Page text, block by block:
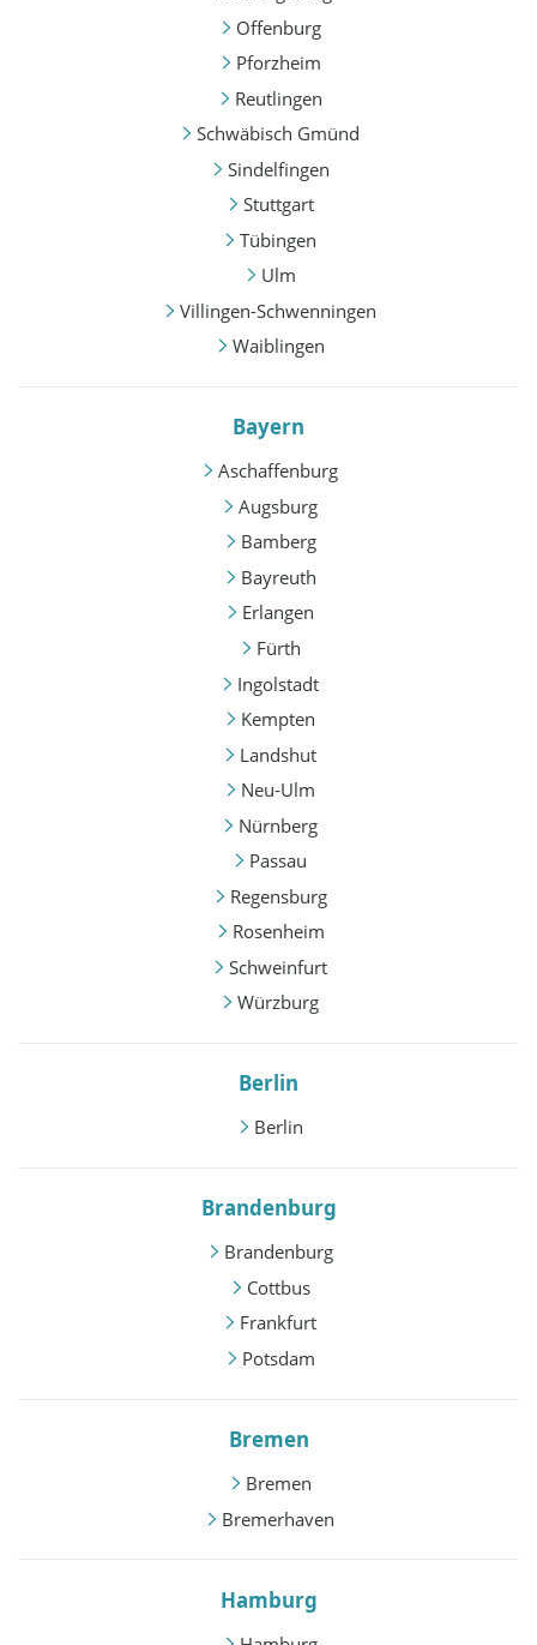
Offenburg
Pforzheim
Reutlingen
Schwäbisch Gmünd
Sindelfingen
Stuttgart
Tübingen
Ulm
Villingen-Schwenningen
Waiblingen
Bayern
Aschaffenburg
Augsburg
Bamberg
Bayreuth
Erlangen
Fürth
Ingolstadt
Kempten
Landshut
Neu-Ulm
Nürnberg
Passau
Regensburg
Rosenheim
Schweinfurt
Würzburg
Berlin
Berlin
Brandenburg
Brandenburg
Cottbus
Frankfurt
Potsdam
Bremen
Bremen
Bremerhaven
Hamburg